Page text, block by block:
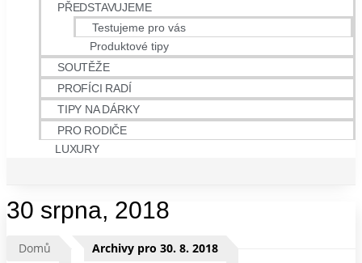
PŘEDSTAVUJEME
Testujeme pro vás
Produktové tipy
SOUTĚŽE
PROFÍCI RADÍ
TIPY NA DÁRKY
PRO RODIČE
LUXURY
30 srpna, 2018
Domů Archivy pro 30. 8. 2018